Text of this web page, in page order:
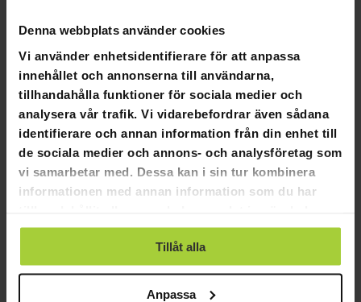
Denna webbplats använder cookies
Vi använder enhetsidentifierare för att anpassa
innehållet och annonserna till användarna,
tillhandahålla funktioner för sociala medier och
analysera vår trafik. Vi vidarebefordrar även sådana
identifierare och annan information från din enhet till
de sociala medier och annons- och analysföretag som
vi samarbetar med. Dessa kan i sin tur kombinera
informationen med annan information som du har
använt deras tjänster.
Tillåt alla
Anpassa
SKRIV EN RECENSION
STÄLL EN FRÅGA
Recensioner Frågor